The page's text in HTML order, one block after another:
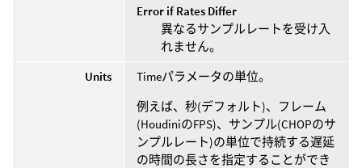
Error if Rates Differ
異なるサンプルレートを受け入
れません。
Units
Timeパラメータの単位。
例えば、秒(デフォルト)、フレーム
(HoudiniのFPS)、サンプル(CHOPのサ
ンプルレート)の単位で持続する遅延
の時間の長さを指定することができ